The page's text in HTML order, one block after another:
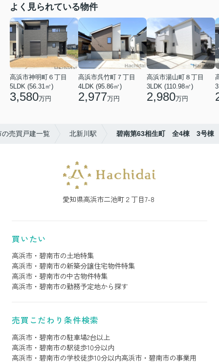
よく見られている物件
高浜市神明町６丁目
5LDK (56.31㎡)
3,580万円
高浜市呉竹町７丁目
4LDK (95.86㎡)
2,977万円
高浜市湯山町８丁目
3LDK (110.98㎡)
2,980万円
の売買戸建一覧 北新川駅 碧南第63相生町 全4棟 3号棟
愛知県高浜市二池町２丁目7-8
買いたい
高浜市・碧南市の土地特集
高浜市・碧南市の新築分譲住宅物件特集
高浜市・碧南市の中古物件特集
高浜市・碧南市の勤務予定地から探す
売買こだわり条件検索
高浜市・碧南市の駐車場2台以上
高浜市・碧南市の駅徒歩10分以内
高浜市・碧南市の学校徒歩10分以内高浜市・碧南市の事業用